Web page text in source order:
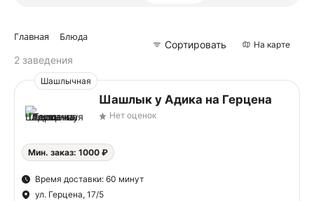
Главная Блюда
2 заведения
Сортировать На карте
Шашлычная
Шашлык у Адика на Герцена
Нет оценок
Мин. заказ: 1000 ₽
Время доставки: 60 минут
ул. Герцена, 17/5